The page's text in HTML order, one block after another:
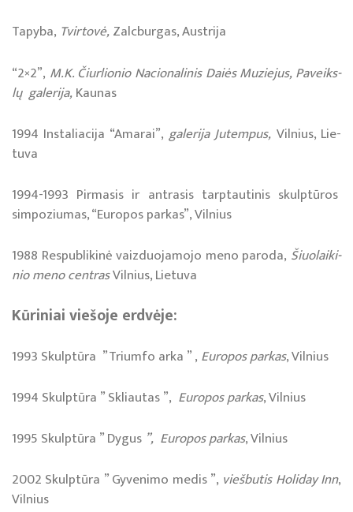
Ta­py­ba, Tvir­to­vė,Zalc­bur­gas, Aust­ri­ja
“2×2”, M.K. Čiur­lio­nio Na­cio­na­li­nis Daiės Mu­zie­jus, Pa­veiks­
lų ga­le­ri­ja,Kau­nas
1994 Ins­ta­lia­ci­ja “Ama­rai”, ga­le­ri­ja Ju­tem­pus, Vil­nius, Lie­
tu­va
1994-1993 Pir­ma­sis ir ant­ra­sis tarp­tau­ti­nis skulp­tū­ros
sim­po­ziu­mas, “Eu­ro­pos parkas”, Vil­nius
1988 Res­pub­li­ki­nė vaiz­duo­ja­mo­jo me­no pa­ro­da, Šiuo­lai­ki­
nio me­no cen­trasVil­nius, Lietuva
Kūriniai viešoje erdvėje:
1993 Skulptūra ”Triumfo arka ” , Europos parkas, Vilnius
1994 Skulptūra ” Skliautas ”, Europos parkas, Vilnius
1995 Skulptūra ” Dygus ”, Europos parkas, Vilnius
2002 Skulptūra ” Gyvenimo medis ”, viešbutis Holiday Inn,
Vilnius